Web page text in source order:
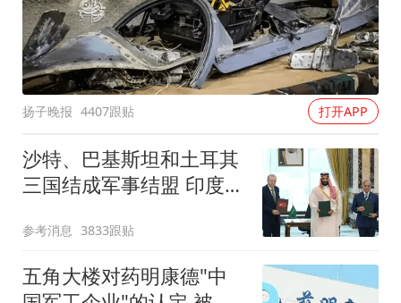
扬子晚报 4407跟贴 打开APP
沙特、巴基斯坦和土耳其
三国结成军事结盟 印度紧
参考消息 3833跟贴
五角大楼对药明康德"中